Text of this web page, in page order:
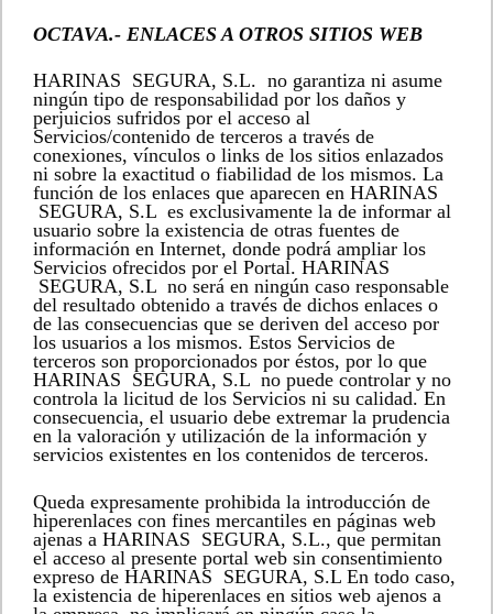
OCTAVA.- ENLACES A OTROS SITIOS WEB
HARINAS SEGURA, S.L. no garantiza ni asume
ningún tipo de responsabilidad por los daños y
perjuicios sufridos por el acceso al
Servicios/contenido de terceros a través de
conexiones, vínculos o links de los sitios enlazados
ni sobre la exactitud o fiabilidad de los mismos. La
función de los enlaces que aparecen en HARINAS
SEGURA, S.L es exclusivamente la de informar al
usuario sobre la existencia de otras fuentes de
información en Internet, donde podrá ampliar los
Servicios ofrecidos por el Portal. HARINAS
SEGURA, S.L no será en ningún caso responsable
del resultado obtenido a través de dichos enlaces o
de las consecuencias que se deriven del acceso por
los usuarios a los mismos. Estos Servicios de
terceros son proporcionados por éstos, por lo que
HARINAS SEGURA, S.L no puede controlar y no
controla la licitud de los Servicios ni su calidad. En
consecuencia, el usuario debe extremar la prudencia
en la valoración y utilización de la información y
servicios existentes en los contenidos de terceros.
Queda expresamente prohibida la introducción de
hiperenlaces con fines mercantiles en páginas web
ajenas a HARINAS SEGURA, S.L., que permitan
el acceso al presente portal web sin consentimiento
expreso de HARINAS SEGURA, S.L En todo caso,
la existencia de hiperenlaces en sitios web ajenos a